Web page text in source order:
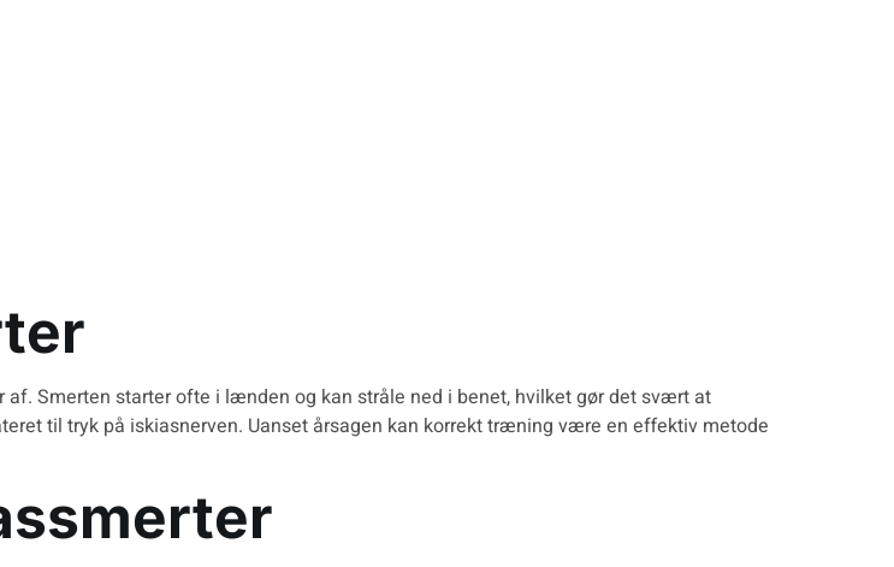
Smerten starter ofte i lænden og kan stråle ned i benet, hvilket gør det svært at
til tryk på iskiasnerven. Uanset årsagen kan korrekt træning være en effektiv metode